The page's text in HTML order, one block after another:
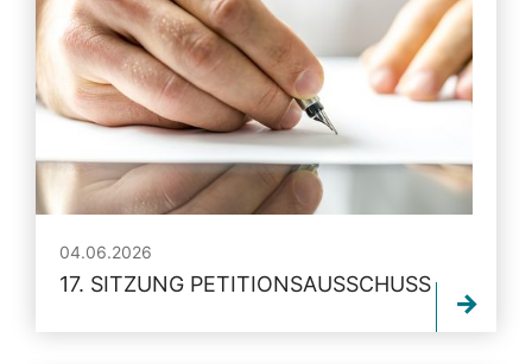
04.06.2026
17. SITZUNG PETITIONSAUSSCHUSS